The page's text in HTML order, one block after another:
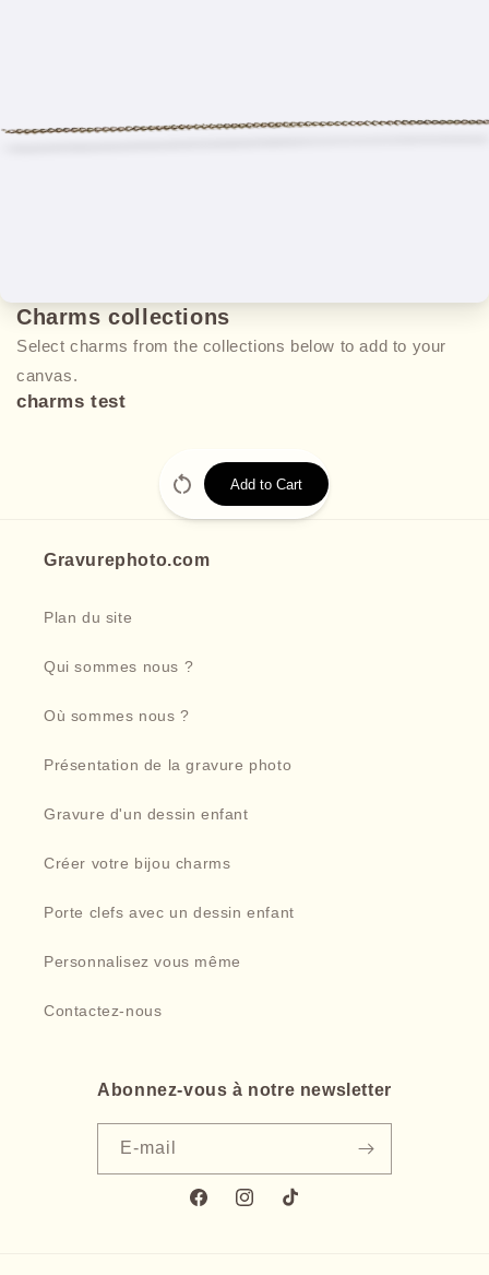
Charms collections
Select charms from the collections below to add to your
canvas.
charms test
Add to Cart
Gravurephoto.com
Plan du site
Qui sommes nous ?
Où sommes nous ?
Présentation de la gravure photo
Gravure d'un dessin enfant
Créer votre bijou charms
Porte clefs avec un dessin enfant
Personnalisez vous même
Contactez-nous
Abonnez-vous à notre newsletter
E-mail
FacebookInstagramTikTok